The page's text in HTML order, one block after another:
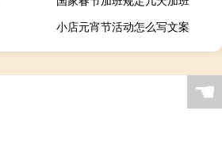
小店元宵节活动怎么写文案
☚